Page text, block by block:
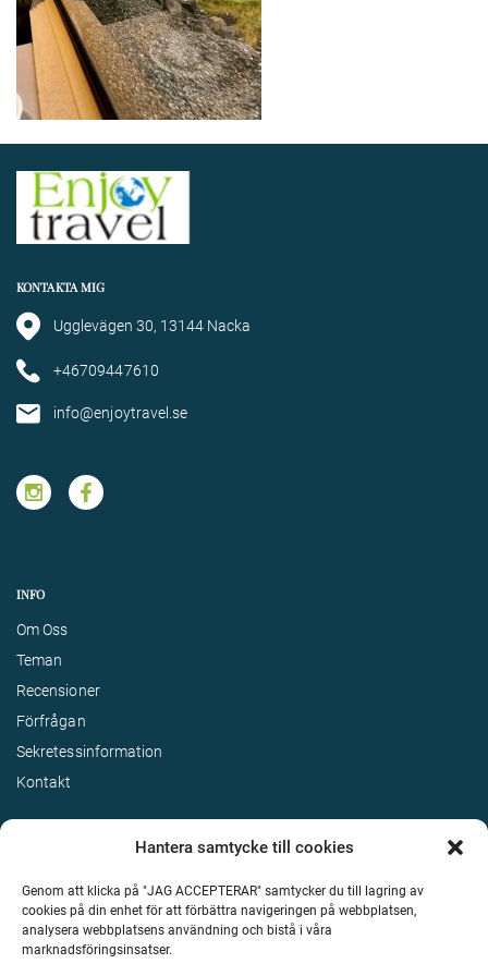
Hantera samtycke till cookies
Genom att klicka på "JAG ACCEPTERAR" samtycker du till lagring av
cookies på din enhet för att förbättra navigeringen på webbplatsen,
analysera webbplatsens användning och bistå i våra
marknadsföringsinsatser.
KONTAKTA MIG
Ugglevägen 30, 13144 Nacka
+46709447610
info@enjoytravel.se
INFO
Om Oss
Teman
Recensioner
Förfrågan
Sekretessinformation
Kontakt